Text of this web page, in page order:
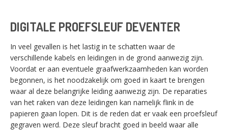
DIGITALE PROEFSLEUF DEVENTER
In veel gevallen is het lastig in te schatten waar de
verschillende kabels en leidingen in de grond aanwezig zijn.
Voordat er aan eventuele graafwerkzaamheden kan worden
begonnen, is het noodzakelijk om goed in kaart te brengen
waar al deze belangrijke leiding aanwezig zijn. De reparaties
van het raken van deze leidingen kan namelijk flink in de
papieren gaan lopen. Dit is de reden dat er vaak een proefsleuf
gegraven werd. Deze sleuf bracht goed in beeld waar alle